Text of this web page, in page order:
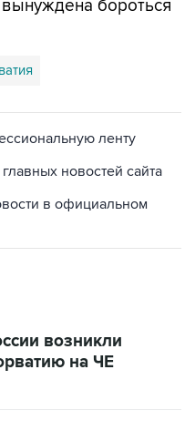
новостей сайта
в официальном
на ЧЕ